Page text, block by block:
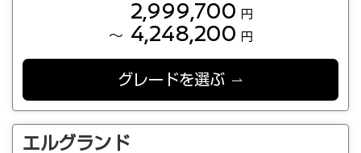
2,999,700 円
～ 4,248,200 円
グレードを選ぶ
エルグランド